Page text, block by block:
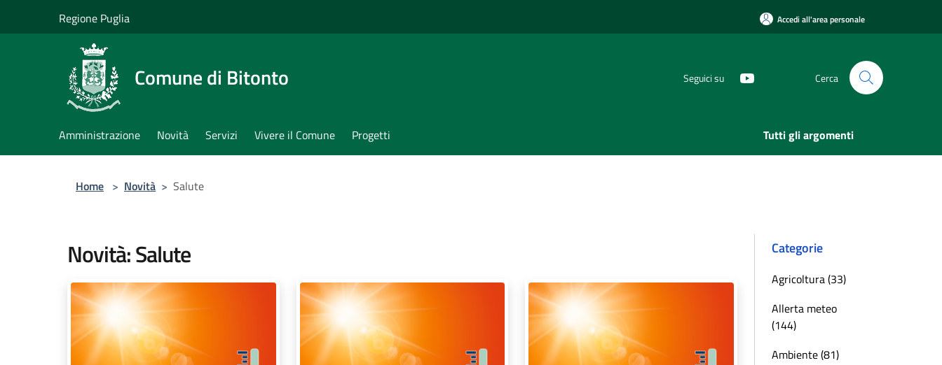
Regione Puglia Accedi all'area personale
Comune di Bitonto Seguici su Cerca
Amministrazione Novità Servizi Vivere il Comune Progetti Tutti gli argomenti
Home > Novità > Salute
Novità: Salute Categorie
Agricoltura (33)
Allerta meteo
(144)
Ambiente (81)